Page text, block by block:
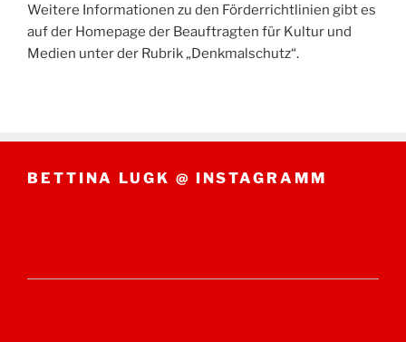
Weitere Informationen zu den Förderrichtlinien gibt es
auf der Homepage der Beauftragten für Kultur und
Medien unter der Rubrik „Denkmalschutz“.
BETTINA LUGK @ INSTAGRAMM